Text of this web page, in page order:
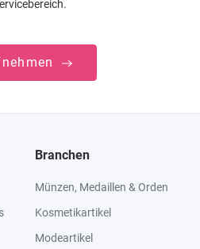
Branchen
Münzen, Medaillen & Orden
Kosmetikartikel
Modeartikel